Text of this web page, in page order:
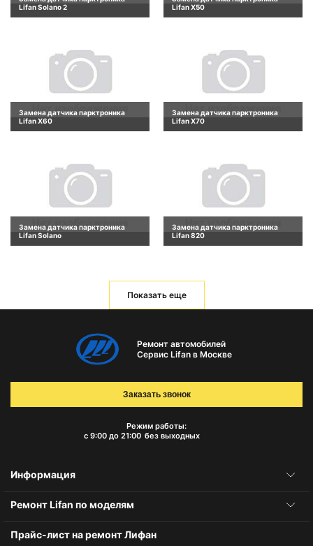
Lifan Solano 2
Lifan X50
Замена датчика парктроника
Lifan X60
Замена датчика парктроника
Lifan X70
Замена датчика парктроника
Lifan Solano
Замена датчика парктроника
Lifan 820
Показать еще
Ремонт автомобилей
Сервис Lifan в Москве
Режим работы:
с 9:00 до 21:00 без выходных
Заказать звонок
Информация
Ремонт Lifan по моделям
Прайс-лист на ремонт Лифан